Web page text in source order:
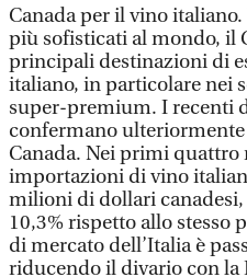
Canada per il vino
più sofisticati al mondo, il
principali destinazioni di
italiano, in particolare nei
super-premium. I recenti
confermano
Canada. Nei primi quattro
importazioni di vino
milioni di dollari
10,3% rispetto allo stesso
di mercato dell’Italia è
riducendo il divario con la